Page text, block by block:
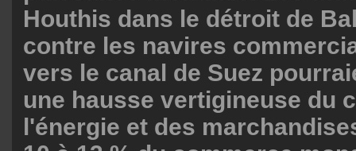
Houthis dans le détroit de
contre les navires
vers le canal de Suez
une hausse vertigineuse du
l'énergie et des